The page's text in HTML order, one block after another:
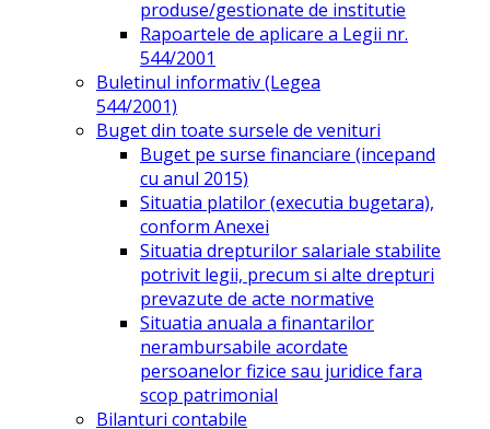
produse/gestionate de institutie
Rapoartele de aplicare a Legii nr.
544/2001
Buletinul informativ (Legea
544/2001)
Buget din toate sursele de venituri
Buget pe surse financiare (incepand
cu anul 2015)
Situatia platilor (executia bugetara),
conform Anexei
Situatia drepturilor salariale stabilite
potrivit legii, precum si alte drepturi
prevazute de acte normative
Situatia anuala a finantarilor
nerambursabile acordate
persoanelor fizice sau juridice fara
scop patrimonial
Bilanturi contabile